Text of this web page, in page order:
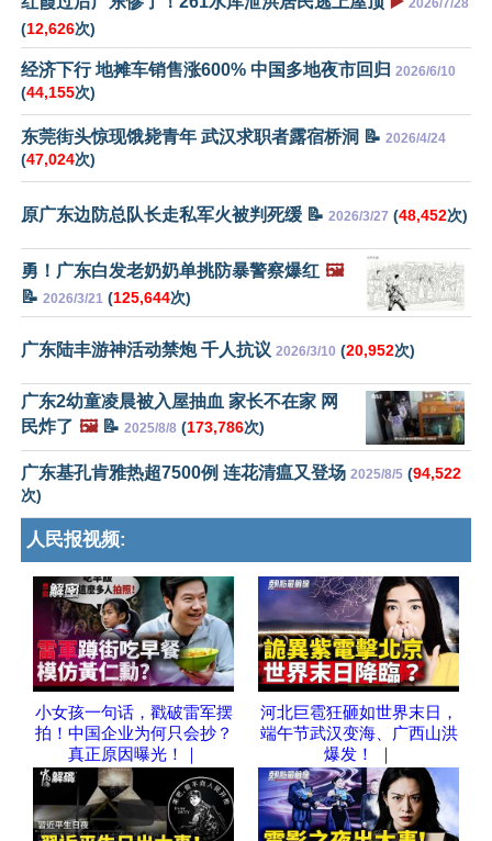
2026/7/28
(12,626次)
经济下行 地摊车销售涨600% 中国多地夜市回归 2026/6/10
(44,155次)
东莞街头惊现饿毙青年 武汉求职者露宿桥洞 📝 2026/4/24
(47,024次)
原广东边防总队长走私军火被判死缓 📝 2026/3/27 (48,452次)
勇！广东白发老奶奶单挑防暴警察爆红 🖼️
📝 2026/3/21 (125,644次)
广东陆丰游神活动禁炮 千人抗议 2026/3/10 (20,952次)
广东2幼童凌晨被入屋抽血 家长不在家 网
民炸了 🖼️📝 2025/8/8 (173,786次)
广东基孔肯雅热超7500例 连花清瘟又登场 2025/8/5 (94,522
次)
人民报视频:
小女孩一句话，戳破雷军摆
拍！中国企业为何只会抄？
真正原因曝光！｜
河北巨雹狂砸如世界末日，
端午节武汉变海、广西山洪
爆发！ ｜